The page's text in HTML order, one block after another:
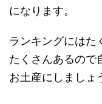
になります。
ランキングにはた
たくさんあるので
お土産にしましょ